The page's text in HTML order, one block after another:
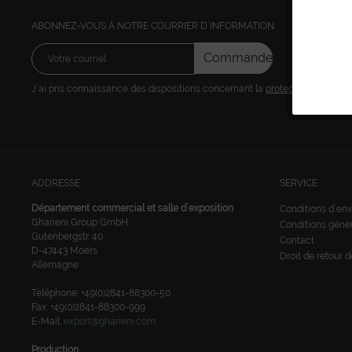
ABONNEZ-VOUS Á NOTRE COURRIER D´INFORMATION
Commandez
J´ai pris connaissance des dispositions concernant la protection des
ADDRESSE
Département commercial et salle d´exposition
Gharieni Group GmbH
Gutenbergstr. 40
D-47443 Moers
Allemagne
Téléphone: +49(0)2841-88300-50
Fax: +49(0)2841-88300-999
E-Mail: export@gharieni.com
Production
SERVICE
Conditions
Conditions
Contact
Droit de retour